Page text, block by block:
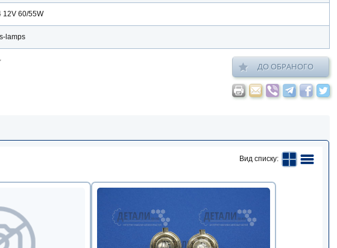
12V 60/55W
lamps
ДО ОБРАНОГО
Вид списку: